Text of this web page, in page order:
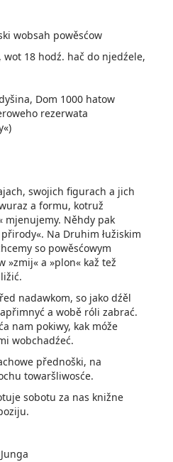
wobsah powěsćow
18 hodź. hač do njedźele,
Dom 1000 hatow
rezerwata
swojich figurach a jich
a formu, kotruž
mjenujemy. Něhdy pak
Na Druhim łužiskim
so powěsćowym
»zmij« a »plon­« kaž tež
nadawkom, so jako dźěl
a wobě róli zabrać.
nam pokiwy, kak móže
wobchadźeć.
přednoški, na
towaršliwosće.
sobotu za nas knižne